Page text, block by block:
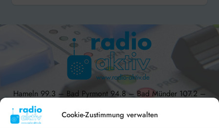
Cookie-Zustimmung verwalten
Hameln 99.3 – Bad Pyrmont 94.8 – Bad Münder 107.2 –
DAB+ 9C